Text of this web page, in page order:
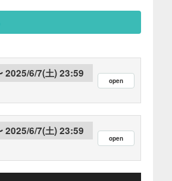
2025/6/7(土) 23:59
2025/6/7(土) 23:59